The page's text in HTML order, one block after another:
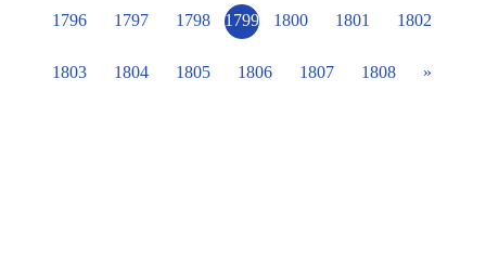
1796 1797 1798 1799 1800 1801 1802
1803 1804 1805 1806 1807 1808 »